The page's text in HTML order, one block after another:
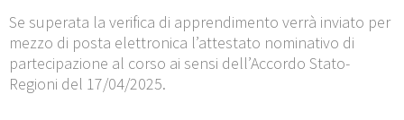
Se superata la verifica di apprendimento verrà inviato per
mezzo di posta elettronica l’attestato nominativo di
partecipazione al corso ai sensi dell’Accordo Stato-
Regioni del 17/04/2025.